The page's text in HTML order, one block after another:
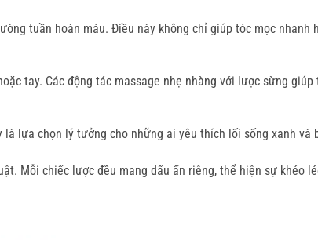
tuần hoàn máu. Điều này không chỉ giúp tóc mọc nhanh
tay. Các động tác massage nhẹ nhàng với lược sừng
lựa chọn lý tưởng cho những ai yêu thích lối sống xanh và
Mỗi chiếc lược đều mang dấu ấn riêng, thể hiện sự khéo